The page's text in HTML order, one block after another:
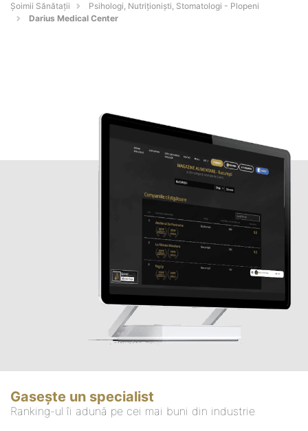
Şoimii Sănătații
Psihologi, Nutriționiști, Stomatologi - Plopeni
Darius Medical Center
Gasește un specialist
Ranking-ul îi adună pe cei mai buni din industrie